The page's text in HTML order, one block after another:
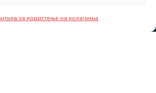
за користење на колачиња